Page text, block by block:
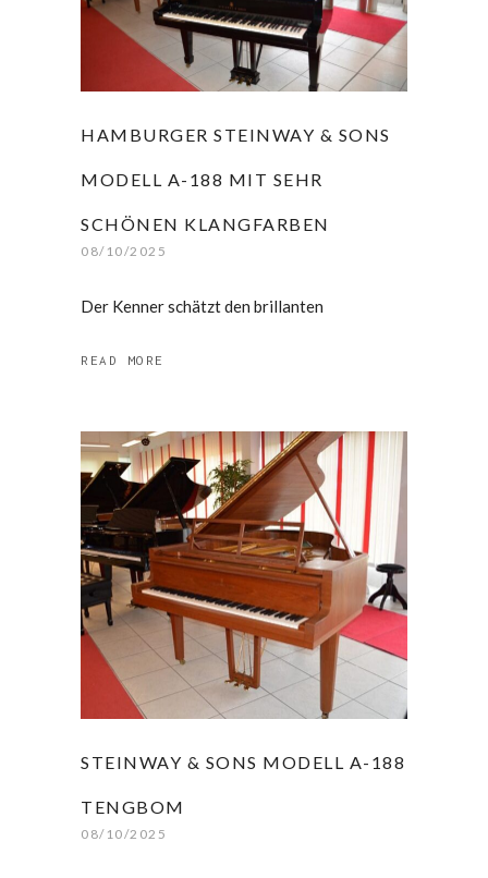
HAMBURGER STEINWAY & SONS
MODELL A-188 MIT SEHR
SCHÖNEN KLANGFARBEN
08/10/2025
Der Kenner schätzt den brillanten
READ MORE
STEINWAY & SONS MODELL A-188
TENGBOM
08/10/2025